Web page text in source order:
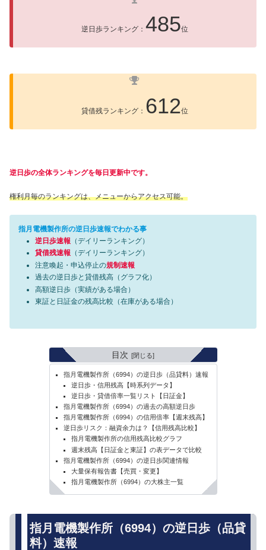
逆日歩ランキング： 485位
貸借残ランキング： 612位
逆日歩の全体ランキングを毎日更新中です。
権利月毎のランキングは、メニューからアクセス可能。
指月電機製作所の逆日歩速報でわかる事
逆日歩速報 （デイリーランキング）
貸借残速報 （デイリーランキング）
注意喚起・申込停止の規制速報
過去の逆日歩と貸借残高（グラフ化）
高額逆日歩（実績がある場合）
東証と日証金の残高比較（在庫がある場合）
目次
指月電機製作所（6994）の逆日歩（品貸料）速報
逆日歩・信用残高【時系列データ】
逆日歩・貸借倍率一覧リスト【日証金】
指月電機製作所（6994）の過去の高額逆日歩
指月電機製作所（6994）の信用倍率【週末残高】
逆日歩リスク：融資余力は？【信用残高比較】
指月電機製作所の信用残高比較グラフ
週末残高【日証金と東証】の表データで比較
指月電機製作所（6994）の逆日歩関連情報
大量保有報告書【売買・変更】
指月電機製作所（6994）の大株主一覧
指月電機製作所（6994）の逆日歩（品貸
料）速報